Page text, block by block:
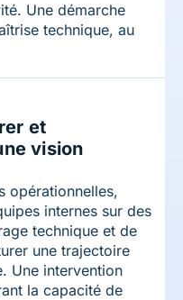
Une démarche
technique, au
et
vision
opérationnelles,
internes sur des
technique et de
une trajectoire
Une intervention
la capacité de